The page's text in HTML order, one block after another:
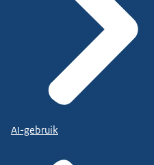
AI-gebruik